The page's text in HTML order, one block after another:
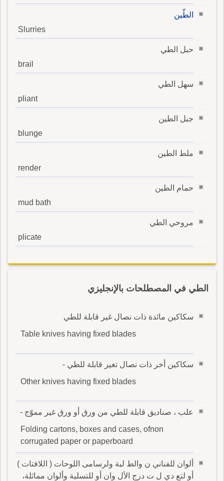
الطّين
Slurries
حبل الطي
brail
سهل الطي
pliant
جبل الطين
blunge
ملط الطين
render
حمام الطين
mud bath
مروحي الطي
plicate
الطي في المصطلحات بالإنجليزي
سكاكين مائدة ذات نصال غير قابلة للطي
Table knives having fixed blades
سكاكين أخر ذات نصال تغير قابلة للطي -
Other knives having fixed blades
علب ، صناديق قابلة للطي من ورق أو ورق غير مموّج -
Folding cartons, boxes and cases, ofnon
corrugated paper or paperboard
ألوان للفناني ن والط لبة ولرسامى اللوحات ( اللافتات )
أو لتع دي ل ت درج الأل وان أو للتسلية وألوان مماثلة،